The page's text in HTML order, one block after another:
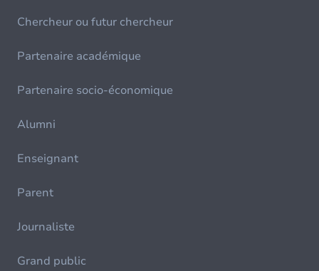
Chercheur ou futur chercheur
Partenaire académique
Partenaire socio-économique
Alumni
Enseignant
Parent
Journaliste
Grand public